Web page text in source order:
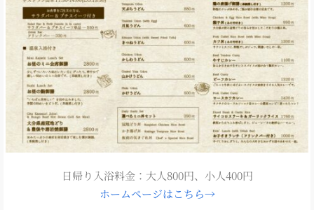
日帰り入浴料金：大人800円、小人400円
ホームページはこちら→